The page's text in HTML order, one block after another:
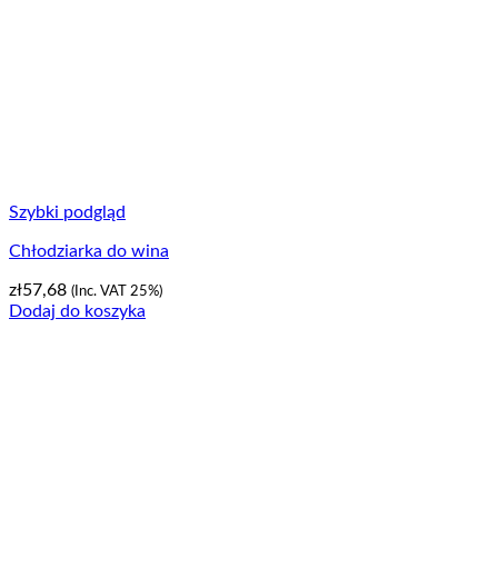
Szybki podgląd
Chłodziarka do wina
zł57,68 (Inc. VAT 25%)
Dodaj do koszyka